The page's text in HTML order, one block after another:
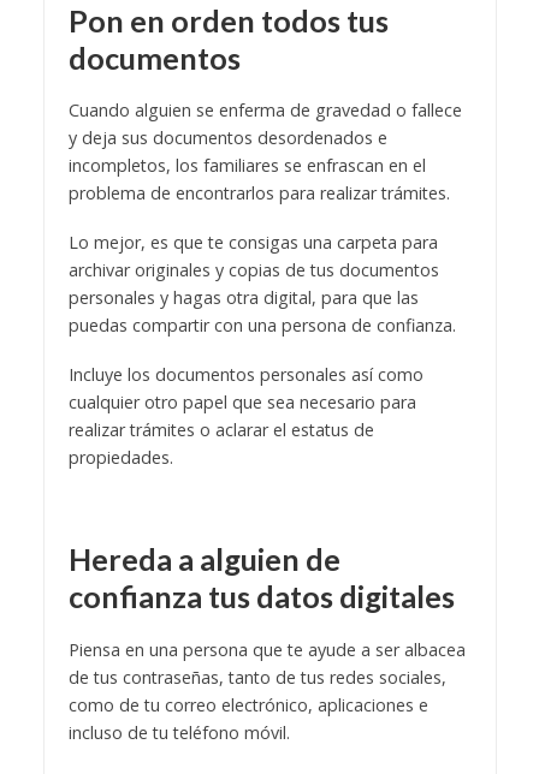
Pon en orden todos tus
documentos
Cuando alguien se enferma de gravedad o fallece
y deja sus documentos desordenados e
incompletos, los familiares se enfrascan en el
problema de encontrarlos para realizar trámites.
Lo mejor, es que te consigas una carpeta para
archivar originales y copias de tus documentos
personales y hagas otra digital, para que las
puedas compartir con una persona de confianza.
Incluye los documentos personales así como
cualquier otro papel que sea necesario para
realizar trámites o aclarar el estatus de
propiedades.
Hereda a alguien de
confianza tus datos digitales
Piensa en una persona que te ayude a ser albacea
de tus contraseñas, tanto de tus redes sociales,
como de tu correo electrónico, aplicaciones e
incluso de tu teléfono móvil.